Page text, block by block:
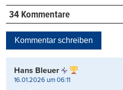
34 Kommentare
Kommentar schreiben
Hans Bleuer
16.01.2026 um 06:11